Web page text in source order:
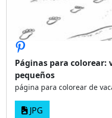
Páginas para colorear:
pequeños
página para colorear de
JPG